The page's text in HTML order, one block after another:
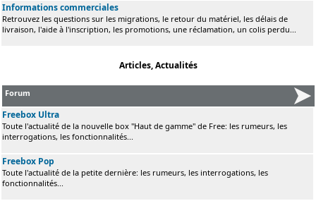
Informations commerciales
Retrouvez les questions sur les migrations, le retour du matériel, les délais de
livraison, l'aide à l'inscription, les promotions, une réclamation, un colis perdu...
Articles, Actualités
Forum
Freebox Ultra
Toute l'actualité de la nouvelle box "Haut de gamme" de Free: les rumeurs, les
interrogations, les fonctionnalités...
Freebox Pop
Toute l'actualité de la petite dernière: les rumeurs, les interrogations, les
fonctionnalités...